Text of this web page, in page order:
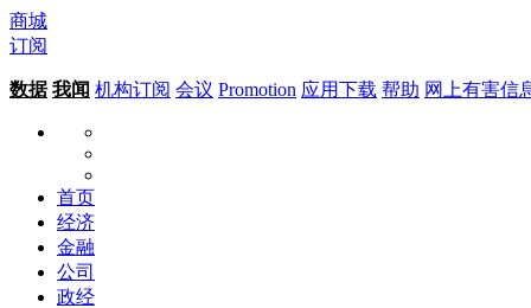
商城
订阅
数据 我闻 机构订阅 会议 Promotion 应用下载 帮助 网上有害信
首页
经济
金融
公司
政经